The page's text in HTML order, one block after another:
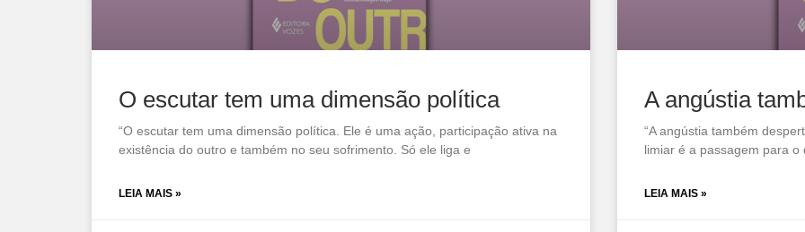
O escutar tem uma dimensão política
“O escutar tem uma dimensão política. Ele é uma ação, participação ativa na
existência do outro e também no seu sofrimento. Só ele liga e
LEIA MAIS »
A angústia
“A angústia também
limiar é a passagem para o
LEIA MAIS »